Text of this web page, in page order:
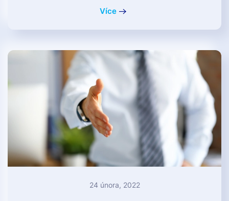
Více
24 února, 2022